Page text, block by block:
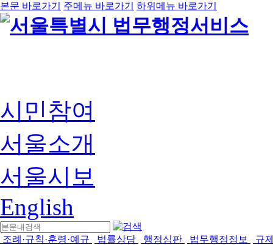
본문 바로가기 주메뉴 바로가기 하위메뉴 바로가기
시민참여
서울소개
서울시보
English
조례·규칙·훈령·예규 법률상담 행정심판 법무행정정보 규